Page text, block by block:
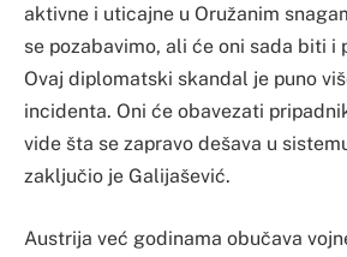
aktivne i uticajne u Oružanim
se pozabavimo, ali će oni sada biti i
Ovaj diplomatski skandal je puno
incidenta. Oni će obavezati
vide šta se zapravo dešava u
zaključio je Galijašević.
Austrija već godinama obučava